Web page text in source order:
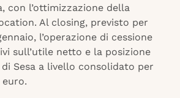
con l’ottimizzazione della
Al closing, previsto per
l’operazione di cessione
sull’utile netto e la posizione
Sesa a livello consolidato per